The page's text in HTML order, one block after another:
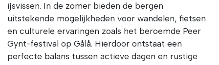
ijsvissen. In de zomer bieden de bergen
uitstekende mogelijkheden voor wandelen, fietsen
en culturele ervaringen zoals het beroemde Peer
Gynt-festival op Gålå. Hierdoor ontstaat een
perfecte balans tussen actieve dagen en rustige